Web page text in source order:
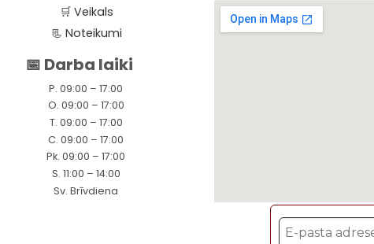
🛒Veikals
📃Noteikumi
📅 Darba laiki
P. 09:00 – 17:00
O. 09:00 – 17:00
T. 09:00 – 17:00
C. 09:00 – 17:00
Pk. 09:00 – 17:00
S. 11:00 – 14:00
Sv. Brīvdiena